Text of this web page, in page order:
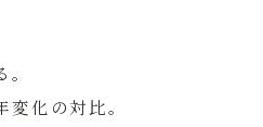
化の対比。